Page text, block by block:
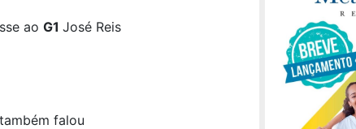
ao G1 José Reis
falou